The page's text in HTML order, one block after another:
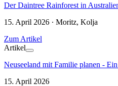
Der Daintree Rainforest in
15. April 2026 · Moritz, Kolja
Zum Artikel
Artikel
Neuseeland mit Familie planen -
15. April 2026